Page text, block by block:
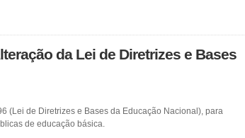
da Lei de Diretrizes e Bases
(Lei de Diretrizes e Bases da Educação Nacional), para
de educação básica.